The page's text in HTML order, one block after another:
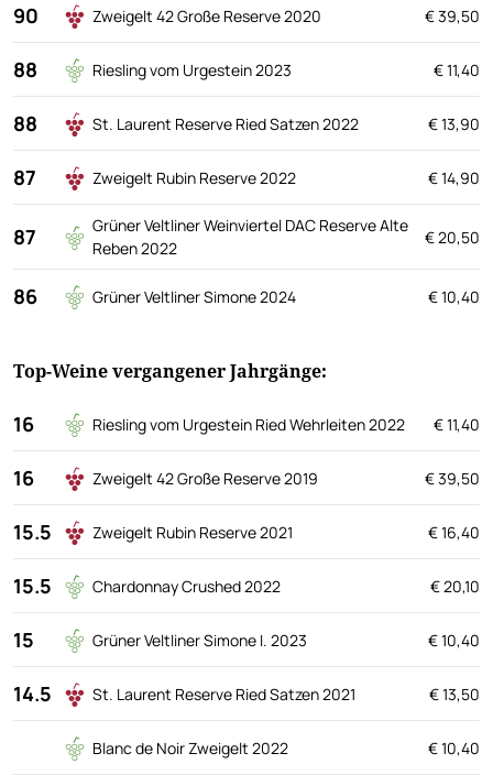
90 Zweigelt 42 Große Reserve 2020 € 39,50
88 Riesling vom Urgestein 2023 € 11,40
88 St. Laurent Reserve Ried Satzen 2022 € 13,90
87 Zweigelt Rubin Reserve 2022 € 14,90
87
Grüner Veltliner Weinviertel DAC Reserve Alte
Reben 2022
€ 20,50
86 Grüner Veltliner Simone 2024 € 10,40
Top-Weine vergangener Jahrgänge:
16 Riesling vom Urgestein Ried Wehrleiten 2022 € 11,40
16 Zweigelt 42 Große Reserve 2019 € 39,50
15.5 Zweigelt Rubin Reserve 2021 € 16,40
15.5 Chardonnay Crushed 2022 € 20,10
15 Grüner Veltliner Simone I. 2023 € 10,40
14.5 St. Laurent Reserve Ried Satzen 2021 € 13,50
Blanc de Noir Zweigelt 2022 € 10,40